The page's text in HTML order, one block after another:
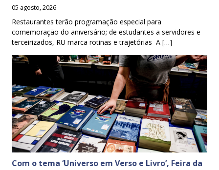
05 agosto, 2026
Restaurantes terão programação especial para
comemoração do aniversário; de estudantes a servidores e
terceirizados, RU marca rotinas e trajetórias A […]
Com o tema ‘Universo em Verso e Livro’, Feira da